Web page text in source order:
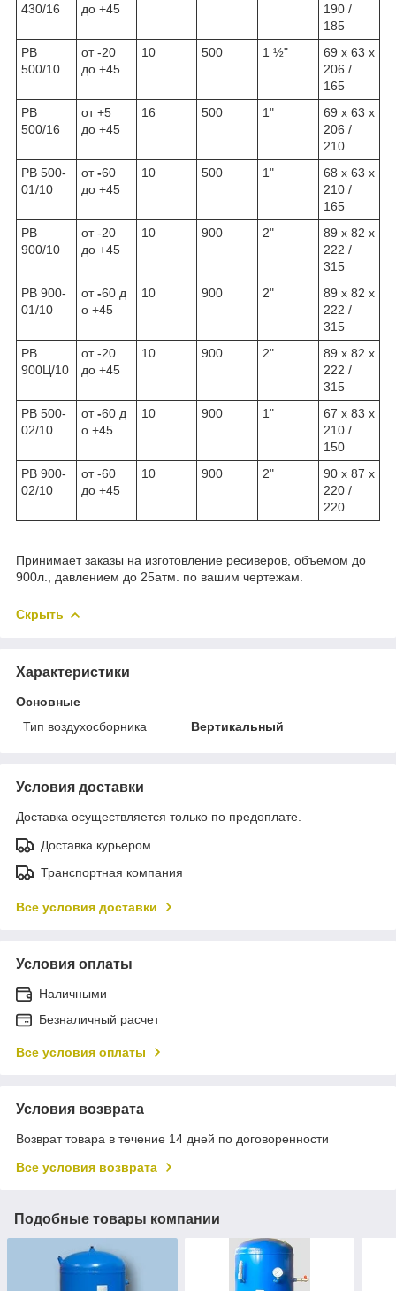
430/16
до +45
190 /
185
РВ
500/10
от -20
до +45
10 500 1 ½"
69 x 63 x
206 /
165
РВ
500/16
от +5
до +45
16 500 1"
69 x 63 x
206 /
210
РВ 500-
01/10
от-60
до +45
10 500 1"
68 x 63 x
210 /
165
РВ
900/10
от -20
до +45
10 900 2"
89 x 82 x
222 /
315
РВ 900-
01/10
от-60 д
о +45
10 900 2"
89 x 82 x
222 /
315
РВ
900Ц/10
от -20
до +45
10 900 2"
89 x 82 x
222 /
315
РВ 500-
02/10
от-60 д
о +45
10 900 1"
67 x 83 x
210 /
150
РВ 900-
02/10
от -60
до +45
10 900 2"
90 x 87 x
220 /
220
Принимает заказы на изготовление ресиверов, объемом до
900л., давлением до 25атм. по вашим чертежам.
Скрыть
Характеристики
Основные
Тип воздухосборника
Вертикальный
Условия доставки
Доставка осуществляется только по предоплате.
Доставка курьером
Транспортная компания
Все условия доставки
Условия оплаты
Наличными
Безналичный расчет
Все условия оплаты
Условия возврата
Возврат товара в течение 14 дней по договоренности
Все условия возврата
Подобные товары компании